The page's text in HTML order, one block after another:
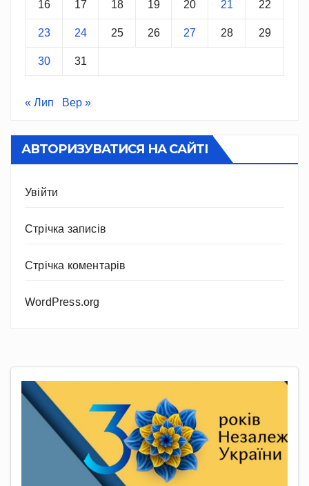
16 17 18 19 20 21 22
23 24 25 26 27 28 29
30 31
« Лип Вер »
АВТОРИЗУВАТИСЯ НА САЙТІ
Увійти
Стрічка записів
Стрічка коментарів
WordPress.org